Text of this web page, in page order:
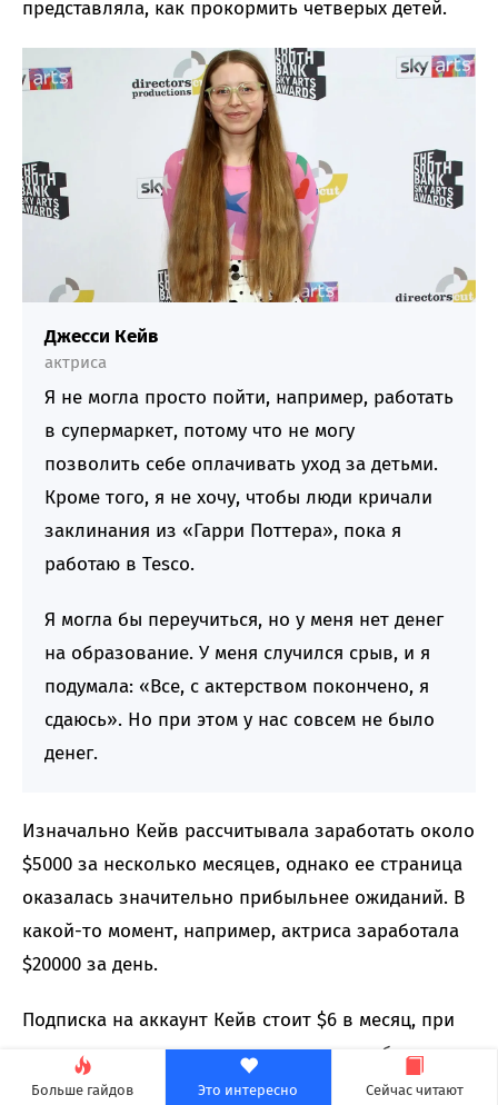
Больше гайдов Это интересно Сейчас читают
представляла, как прокормить четверых детей.
Джесси Кейв
актриса
Я не могла просто пойти, например, работать
в супермаркет, потому что не могу
позволить себе оплачивать уход за детьми.
Кроме того, я не хочу, чтобы люди кричали
заклинания из «Гарри Поттера», пока я
работаю в Tesco.
Я могла бы переучиться, но у меня нет денег
на образование. У меня случился срыв, и я
подумала: «Все, с актерством покончено, я
сдаюсь». Но при этом у нас совсем не было
денег.
Изначально Кейв рассчитывала заработать около
$5000 за несколько месяцев, однако ее страница
оказалась значительно прибыльнее ожиданий. В
какой-то момент, например, актриса заработала
$20000 за день.
Подписка на аккаунт Кейв стоит $6 в месяц, при
этом откровенные материалы она не публикует:
Джесси выкладывает контент, посвященный